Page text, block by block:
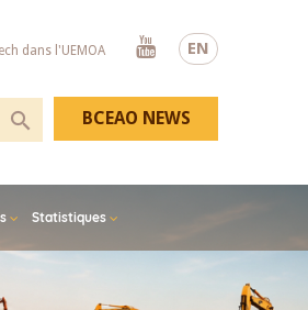
EN
dans l'UEMOA
Youtube
Statistiques
BCEAO NEWS